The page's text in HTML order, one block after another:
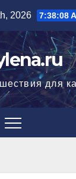
2026 7:38:09
для